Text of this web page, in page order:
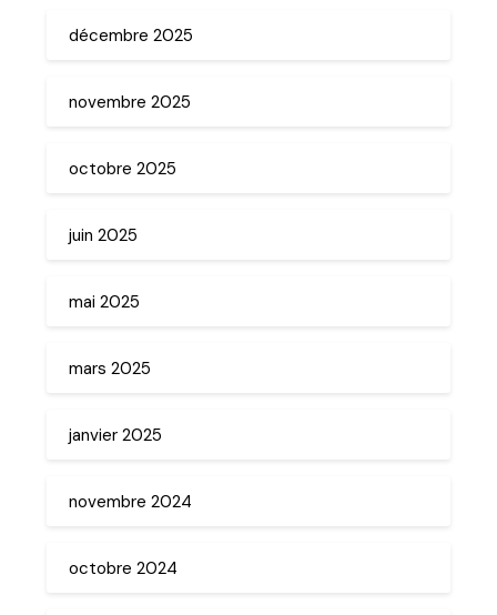
décembre 2025
novembre 2025
octobre 2025
juin 2025
mai 2025
mars 2025
janvier 2025
novembre 2024
octobre 2024